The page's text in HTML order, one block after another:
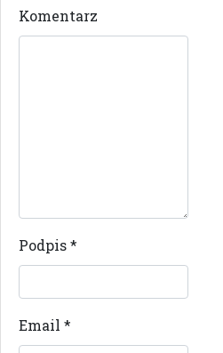
Komentarz
Podpis*
Email *